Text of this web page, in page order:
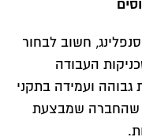
חשוב לבחור
העבודה
גבוהה ועמידה בתקני
שהחברה שמבצעת